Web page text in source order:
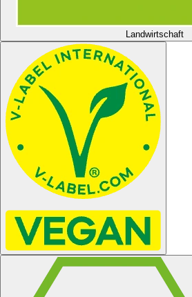
Landwirtschaft